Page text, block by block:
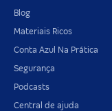
Blog
Materiais Ricos
Conta Azul Na Prática
Segurança
Podcasts
Central de ajuda